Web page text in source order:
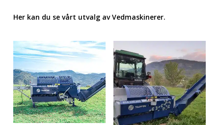
Her kan du se vårt utvalg av Vedmaskinerer.